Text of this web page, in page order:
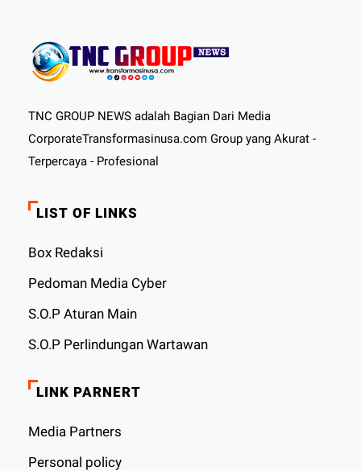
TNC GROUP NEWS adalah Bagian Dari Media
CorporateTransformasinusa.com Group yang Akurat -
Terpercaya - Profesional
LIST OF LINKS
Box Redaksi
Pedoman Media Cyber
S.O.P Aturan Main
S.O.P Perlindungan Wartawan
LINK PARNERT
Media Partners
Personal policy